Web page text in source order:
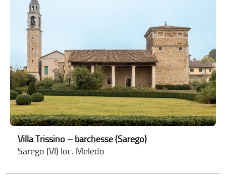
Villa Trissino – barchesse (Sarego)
Sarego (VI) loc. Meledo